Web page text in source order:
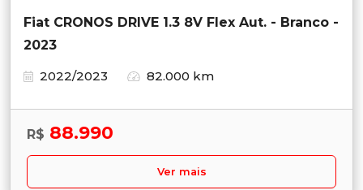
Fiat CRONOS DRIVE 1.3 8V Flex Aut. - Branco -
2023
2022/2023
82.000 km
R$ 88.990
Ver mais